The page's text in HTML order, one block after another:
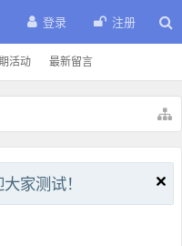
活动 最新留言
登录 注册
家测试！